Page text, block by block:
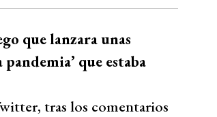
que lanzara unas
que estaba
tras los comentarios